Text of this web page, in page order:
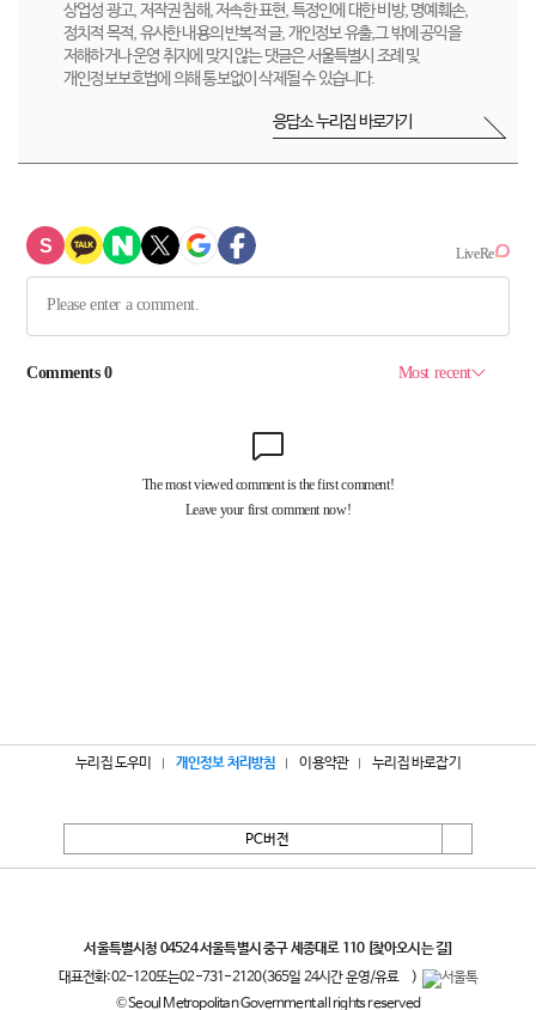
상업성 광고, 저작권 침해, 저속한 표현, 특정인에 대한 비방, 명예훼손,
정치적 목적, 유사한 내용의 반복적 글, 개인정보 유출,그 밖에 공익을
저해하거나 운영 취지에 맞지 않는 댓글은 서울특별시 조례 및
개인정보보호법에 의해 통보없이 삭제될 수 있습니다.
응답소 누리집 바로가기
누리집 도우미 개인정보 처리방침 이용약관 누리집 바로잡기
PC버전
서울특별시청 04524 서울특별시 중구 세종대로 110 [찾아오시는 길]
대표전화:02-120또는02-731-2120(365일 24시간 운영/유료
)
© Seoul Metropolitan Government all rights reserved